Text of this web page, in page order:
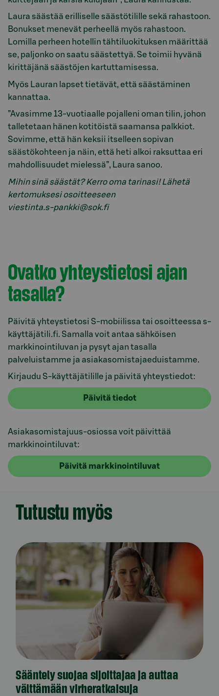
Laura säästää erilliselle säästötilille sekä rahastoon.
Bonukset menevät perheellä myös rahastoon.
Lomilla perheen hotellin tähtiluokituksen määrittää
se, paljonko on saatu säästettyä. Se toimii hyvänä
kirittäjänä säästöjen kartuttamisessa.
Myös Lauran lapset tietävät, että säästäminen
kannattaa.
”Avasimme 13-vuotiaalle pojalleni oman tilin, johon
talletetaan hänen kotitöistä saamansa palkkiot.
Sovimme, että hän keksii itselleen sopivan
säästökohteen ja näin, että heti alkoi raksuttaa eri
mahdollisuudet mielessä”, Laura sanoo.
Mihin sinä säästät? Kerro oma tarinasi! Lähetä
kertomuksesi osoitteeseen
viestinta.s-pankki@sok.fi
Ovatko yhteystietosi ajan
tasalla?
Päivitä yhteystietosi S-mobiilissa tai osoitteessa s-
käyttäjätili.fi. Samalla voit antaa sähköisen
markkinointiluvan ja pysyt ajan tasalla
palveluistamme ja asiakasomistajaeduistamme.
Kirjaudu S-käyttäjätilille ja päivitä yhteystiedot:
Päivitä tiedot
Asiakasomistajuus-osiossa voit päivittää
markkinointiluvat:
Päivitä markkinointiluvat
Tutustu myös
Sääntely suojaa sijoittajaa ja auttaa
välttämään virheratkaisuja